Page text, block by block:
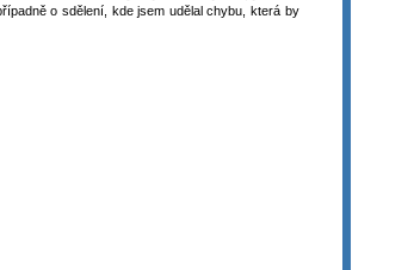
o sdělení, kde jsem udělal chybu, která by